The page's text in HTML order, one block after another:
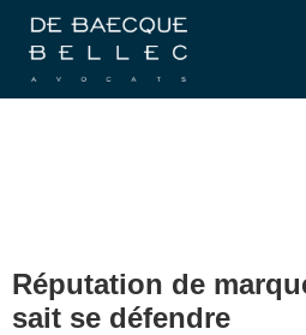
Réputation de
sait se défendre